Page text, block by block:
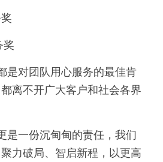
奖
离不开广大客户和社会各界
力破局、智启新程，以更高